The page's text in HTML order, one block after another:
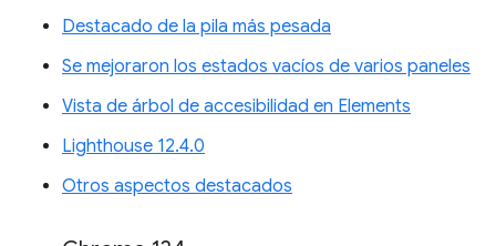
Destacado de la pila más pesada
Se mejoraron los estados vacíos de varios paneles
Vista de árbol de accesibilidad en Elements
Lighthouse 12.4.0
Otros aspectos destacados